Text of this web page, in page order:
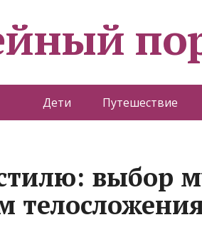
Дети Путешествие
выбор